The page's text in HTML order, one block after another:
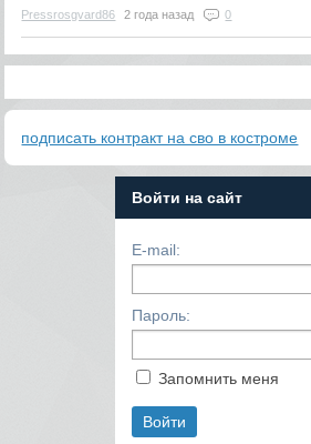
Pressrosgvard86 2 года назад 0
подписать контракт на сво в костроме
Войти на сайт
E-mail:
Пароль:
Запомнить меня